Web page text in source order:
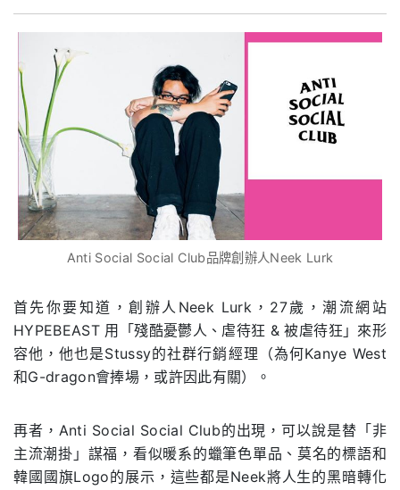
Anti Social Social Club品牌創辦人Neek Lurk
首先你要知道，創辦人Neek Lurk，27歲，潮流網站
HYPEBEAST 用「殘酷憂鬱人、虐待狂 & 被虐待狂」來形
容他，他也是Stussy的社群行銷經理（為何Kanye West
和G-dragon會捧場，或許因此有關）。
再者，Anti Social Social Club的出現，可以說是替「非
主流潮掛」謀福，看似暖系的蠟筆色單品、莫名的標語和
韓國國旗Logo的展示，這些都是Neek將人生的黑暗轉化